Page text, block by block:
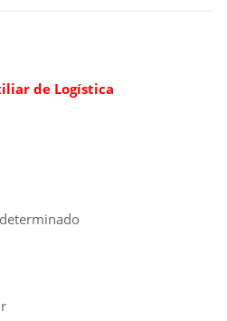
de Logística